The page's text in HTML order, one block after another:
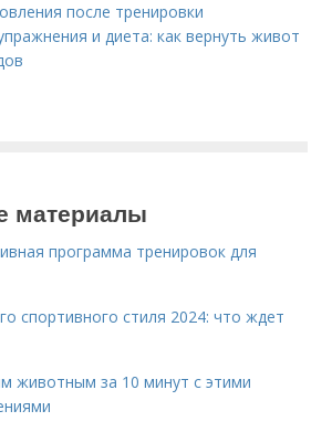
после тренировки
и диета: как вернуть живот
материалы
программа тренировок для
спортивного стиля 2024: что ждет
животным за 10 минут с этими